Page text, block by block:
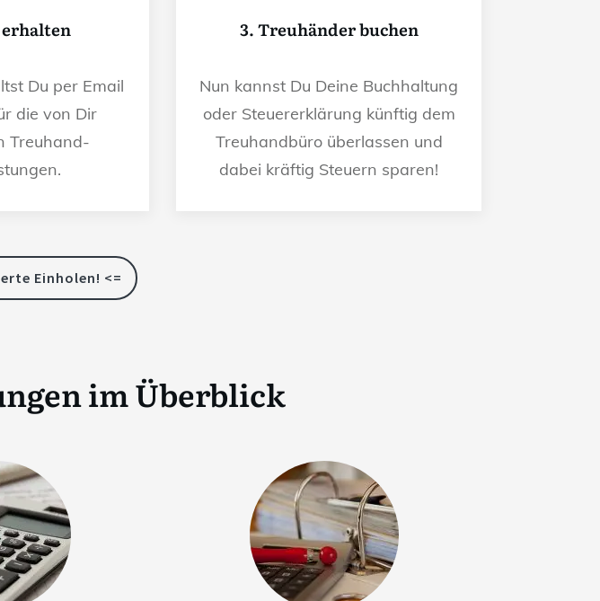
Du per Email
die von Dir
Treuhand-
3. Treuhänder buchen
Nun kannst Du Deine Buchhaltung
oder Steuererklärung künftig dem
Treuhandbüro überlassen und
dabei kräftig Steuern sparen!
Einholen! <=
im Überblick